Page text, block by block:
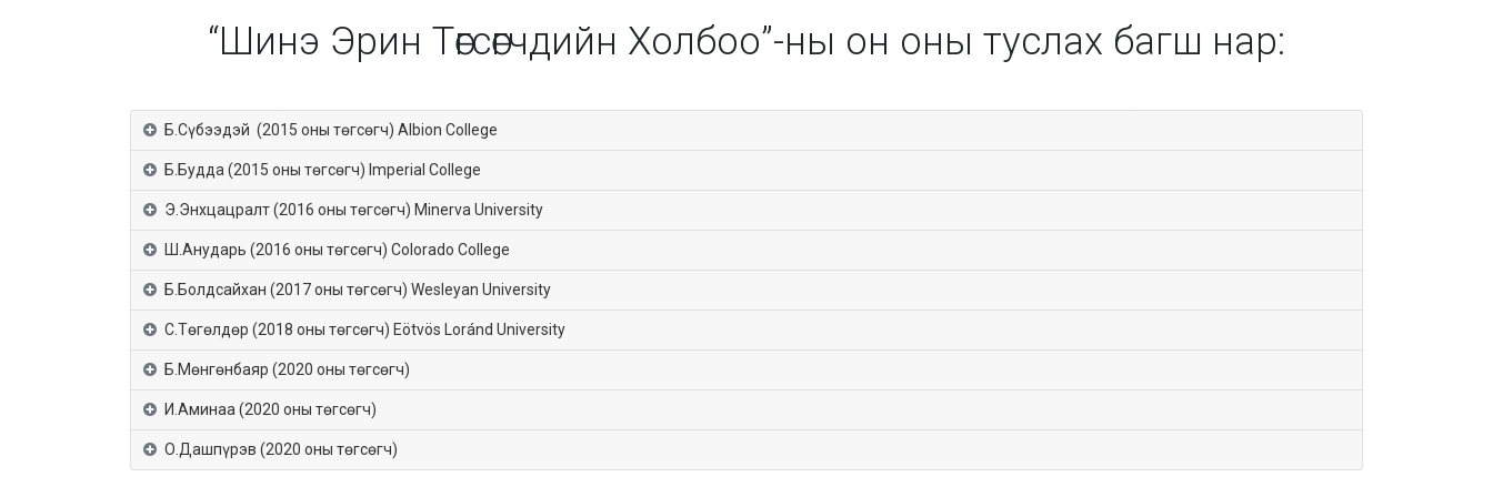
“Шинэ Эрин Төгсөгчдийн Холбоо”-ны он оны туслах багш нар:
Б.Сүбээдэй (2015 оны төгсөгч) Albion College
Б.Будда (2015 оны төгсөгч) Imperial College
Э.Энхцацралт (2016 оны төгсөгч) Minerva University
Ш.Анударь (2016 оны төгсөгч) Colorado College
Б.Болдсайхан (2017 оны төгсөгч) Wesleyan University
С.Төгөлдөр (2018 оны төгсөгч) Eötvös Loránd University
Б.Мөнгөнбаяр (2020 оны төгсөгч)
И.Аминаа (2020 оны төгсөгч)
О.Дашпүрэв (2020 оны төгсөгч)